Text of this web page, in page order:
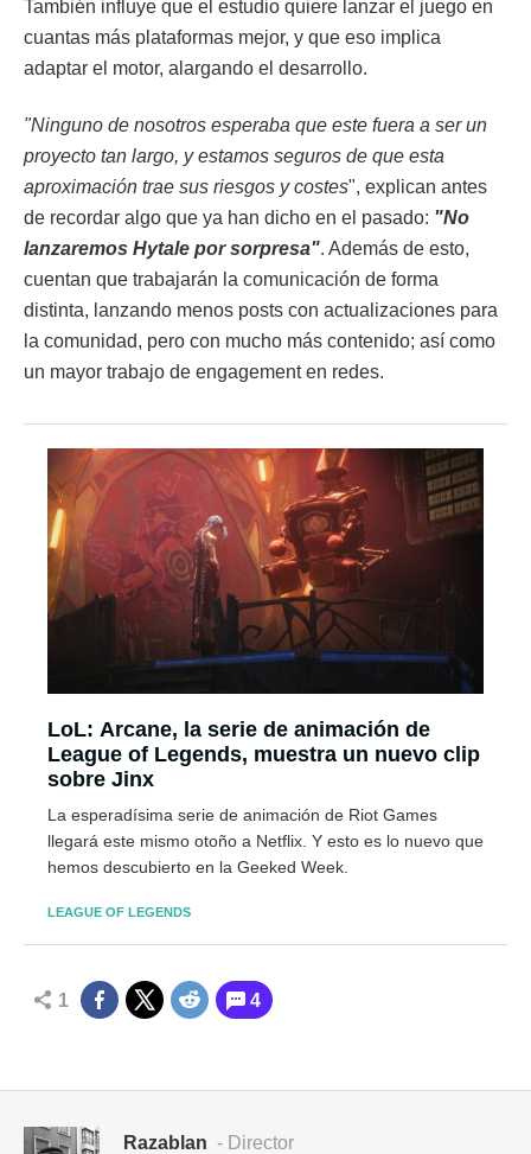
También influye que el estudio quiere lanzar el juego en
cuantas más plataformas mejor, y que eso implica
adaptar el motor, alargando el desarrollo.
"Ninguno de nosotros esperaba que este fuera a ser un
proyecto tan largo, y estamos seguros de que esta
aproximación trae sus riesgos y costes", explican antes
de recordar algo que ya han dicho en el pasado: "No
lanzaremos Hytale por sorpresa". Además de esto,
cuentan que trabajarán la comunicación de forma
distinta, lanzando menos posts con actualizaciones para
la comunidad, pero con mucho más contenido; así como
un mayor trabajo de engagement en redes.
LoL: Arcane, la serie de animación de
League of Legends, muestra un nuevo clip
sobre Jinx
La esperadísima serie de animación de Riot Games
llegará este mismo otoño a Netflix. Y esto es lo nuevo que
hemos descubierto en la Geeked Week.
LEAGUE OF LEGENDS
1 4
Razablan - Director